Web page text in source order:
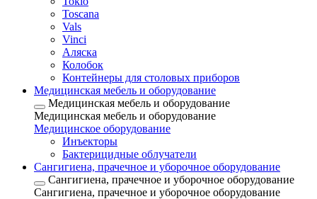
Toscana
Vals
Vinci
Аляска
Колобок
Контейнеры для столовых приборов
Медицинская мебель и оборудование
Медицинская мебель и оборудование
Медицинская мебель и оборудование
Медицинское оборудование
Инъекторы
Бактерицидные облучатели
Сангигиена, прачечное и уборочное оборудование
Сангигиена, прачечное и уборочное оборудование
Сангигиена, прачечное и уборочное оборудование